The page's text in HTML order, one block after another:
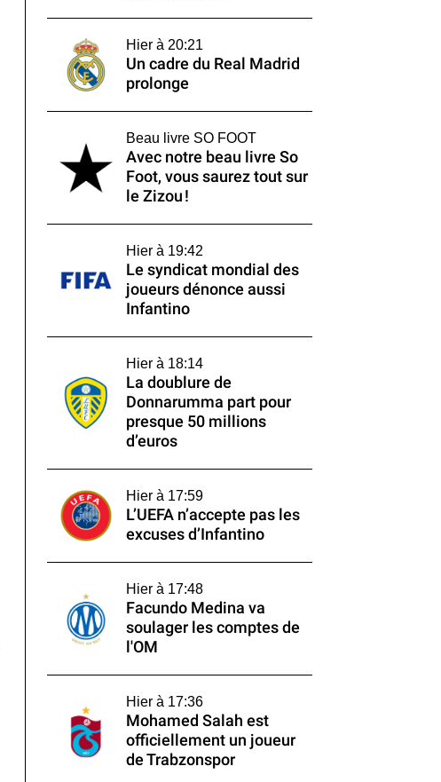
Hier à 20:21
Un cadre du Real Madrid
prolonge
Beau livre SO FOOT
Avec notre beau livre So
Foot, vous saurez tout sur
le Zizou !
Hier à 19:42
Le syndicat mondial des
joueurs dénonce aussi
Infantino
Hier à 18:14
La doublure de
Donnarumma part pour
presque 50 millions
d’euros
Hier à 17:59
L’UEFA n’accepte pas les
excuses d’Infantino
Hier à 17:48
Facundo Medina va
soulager les comptes de
l'OM
Hier à 17:36
Mohamed Salah est
officiellement un joueur
de Trabzonspor